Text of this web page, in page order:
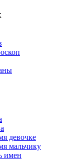
девочке
мальчику
имен